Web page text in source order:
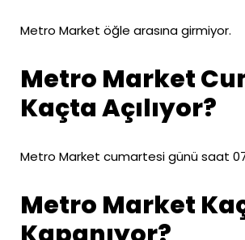
Metro Market öğle arasına girmiyor.
Metro Market
Kaçta Açılıyor?
Metro Market cumartesi günü saat
Metro Market